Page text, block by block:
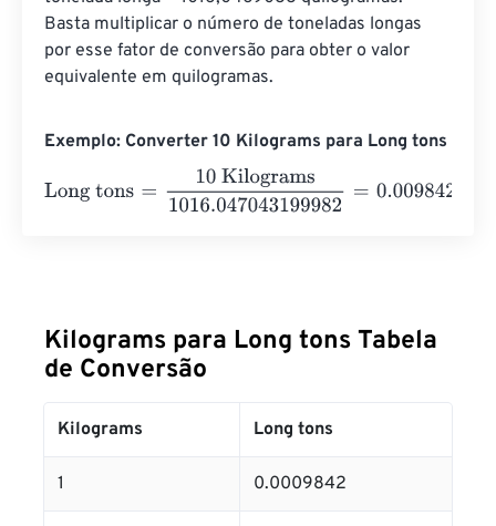
Basta multiplicar o número de toneladas longas
por esse fator de conversão para obter o valor
equivalente em quilogramas.
Exemplo: Converter 10 Kilograms para Long tons
Long tons
10 Kilograms1016.047043199982 =
Kilograms para Long tons Tabela
de Conversão
Kilograms Long tons
1 0.0009842